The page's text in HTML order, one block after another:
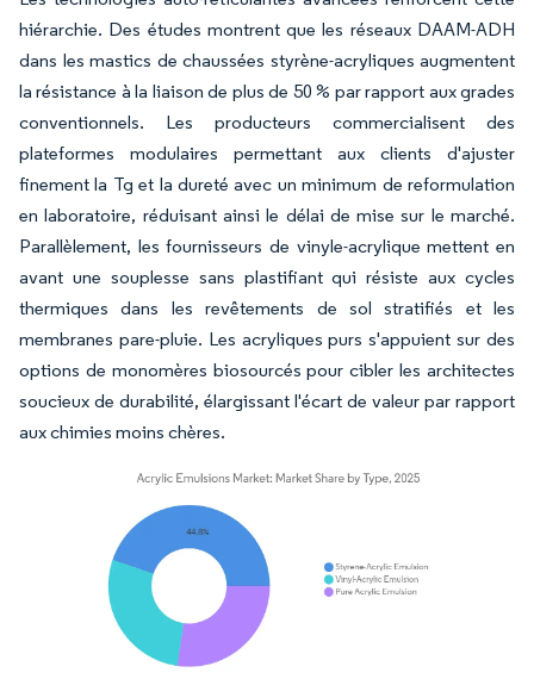
hiérarchie. Des études montrent que les réseaux DAAM-ADH
dans les mastics de chaussées styrène-acryliques augmentent
la résistance à la liaison de plus de 50 % par rapport aux grades
conventionnels. Les producteurs commercialisent des
plateformes modulaires permettant aux clients d'ajuster
finement la Tg et la dureté avec un minimum de reformulation
en laboratoire, réduisant ainsi le délai de mise sur le marché.
Parallèlement, les fournisseurs de vinyle-acrylique mettent en
avant une souplesse sans plastifiant qui résiste aux cycles
thermiques dans les revêtements de sol stratifiés et les
membranes pare-pluie. Les acryliques purs s'appuient sur des
options de monomères biosourcés pour cibler les architectes
soucieux de durabilité, élargissant l'écart de valeur par rapport
aux chimies moins chères.